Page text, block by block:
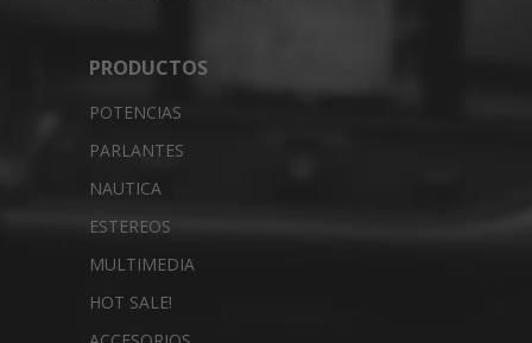
PRODUCTOS
POTENCIAS
PARLANTES
NAUTICA
ESTEREOS
MULTIMEDIA
HOT SALE!